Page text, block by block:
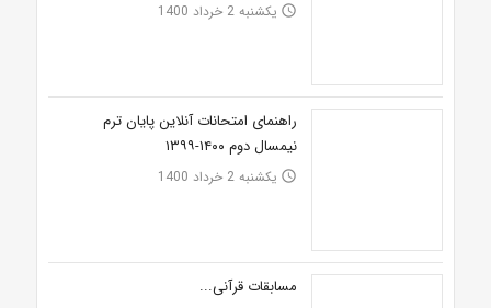
access_time یکشنبه 2 خرداد 1400
راهنمای امتحانات آنلاین پایان ترم
نیمسال دوم ۱۴۰۰-۱۳۹۹
access_time یکشنبه 2 خرداد 1400
مسابقات قرآنی...